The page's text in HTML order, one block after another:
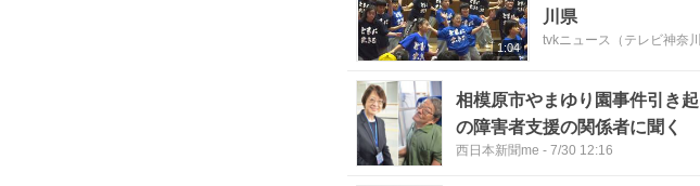
1:04
川県
tvkニュース（テレビ神奈川
相模原市やまゆり園事件引き
の障害者支援の関係者に聞く
西日本新聞me - 7/30 12:16